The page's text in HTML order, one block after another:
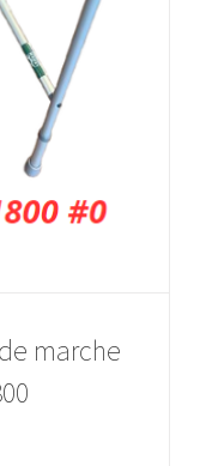
marche